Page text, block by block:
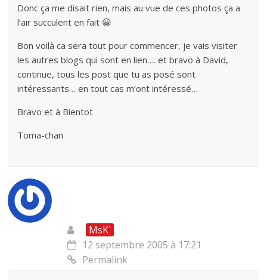
Donc ça me disait rien, mais au vue de ces photos ça a
l’air succulent en fait 😀
Bon voilà ca sera tout pour commencer, je vais visiter
les autres blogs qui sont en lien…. et bravo à David,
continue, tous les post que tu as posé sont
intéressants… en tout cas m’ont intéressé…
Bravo et à Bientot
Toma-chan
MsK`
12 septembre 2005 à 17:21
Permalink